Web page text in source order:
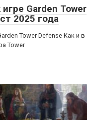
Garden Tower
2025 года
Tower Defense Как и в
Tower